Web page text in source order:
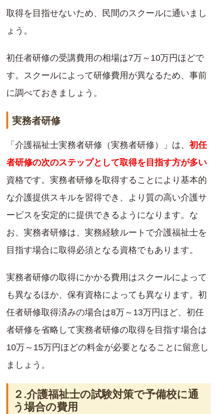
取得を目指せないため、民間のスクールに通いまし
ょう。
初任者研修の受講費用の相場は7万～10万円ほどで
す。スクールによって研修費用が異なるため、事前
に調べておきましょう。
実務者研修
「介護福祉士実務者研修（実務者研修）」は、 初任
者研修の次のステップとして取得を目指す方が多い
資格です。実務者研修を取得することにより基本的
な介護提供スキルを習得でき、より質の高い介護サ
ービスを安定的に提供できるようになります。な
お、実務者研修は、実務経験ルートで介護福祉士を
目指す場合に取得必須となる資格でもあります。
実務者研修の取得にかかる費用はスクールによって
も異なるほか、保有資格によっても異なります。初
任者研修取得済みの場合は8万～13万円ほど、初任
者研修を省略して実務者研修の取得を目指す場合は
10万～15万円ほどの料金が必要となることに留意し
ましょう。
２.介護福祉士の試験対策で予備校に通
う場合の費用